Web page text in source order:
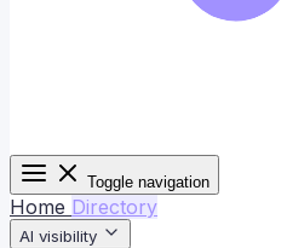
Toggle navigation
Home Directory
AI visibility